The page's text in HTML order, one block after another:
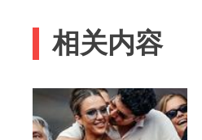
相关内容